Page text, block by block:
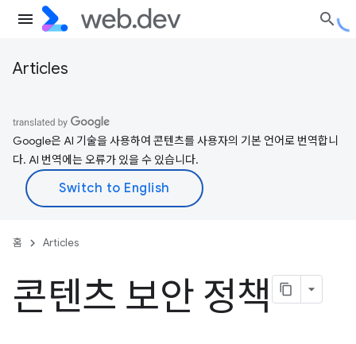
Articles
Google은 AI 기술을 사용하여 콘텐츠를 사용자의 기본 언어로 번역합니
다. AI 번역에는 오류가 있을 수 있습니다.
홈 Articles
콘텐츠 보안 정책